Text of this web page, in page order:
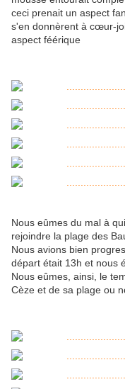
ceci prenait un aspect
s'en donnèrent à cœur-
aspect féérique
Nous eûmes du mal à
rejoindre la plage des
Nous avions bien
départ était 13h et nous
Nous eûmes, ainsi, le
Cèze et de sa plage ou